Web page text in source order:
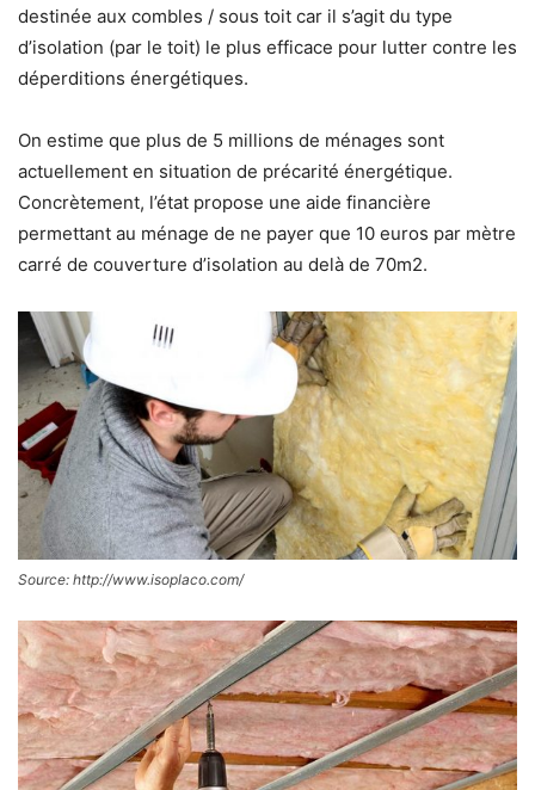
destinée aux combles / sous toit car il s’agit du type
d’isolation (par le toit) le plus efficace pour lutter contre les
déperditions énergétiques.
On estime que plus de 5 millions de ménages sont
actuellement en situation de précarité énergétique.
Concrètement, l’état propose une aide financière
permettant au ménage de ne payer que 10 euros par mètre
carré de couverture d’isolation au delà de 70m2.
Source: http://www.isoplaco.com/